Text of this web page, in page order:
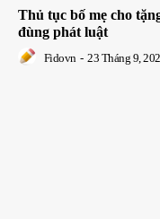
Thủ tục bố mẹ cho
đùng phát luật
Fidovn - 23 Tháng 9,